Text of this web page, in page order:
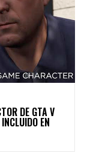
DE GTA V
EN